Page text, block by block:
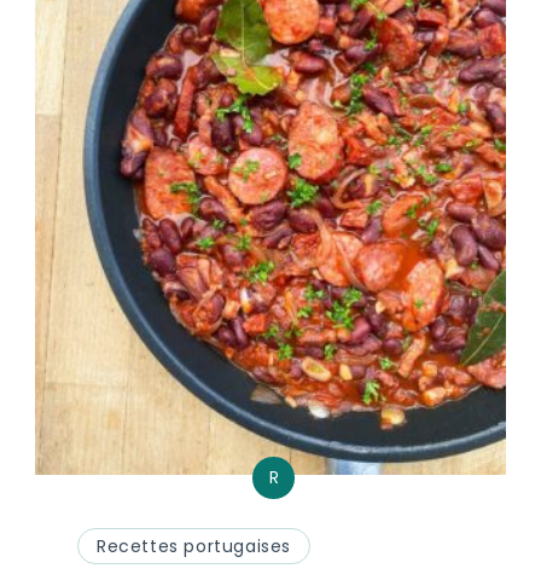
R
Recettes portugaises